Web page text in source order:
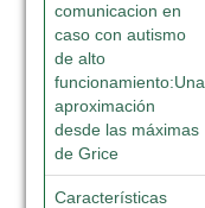
comunicacion en
caso con autismo
de alto
funcionamiento:Una
aproximación
desde las máximas
de Grice
Características